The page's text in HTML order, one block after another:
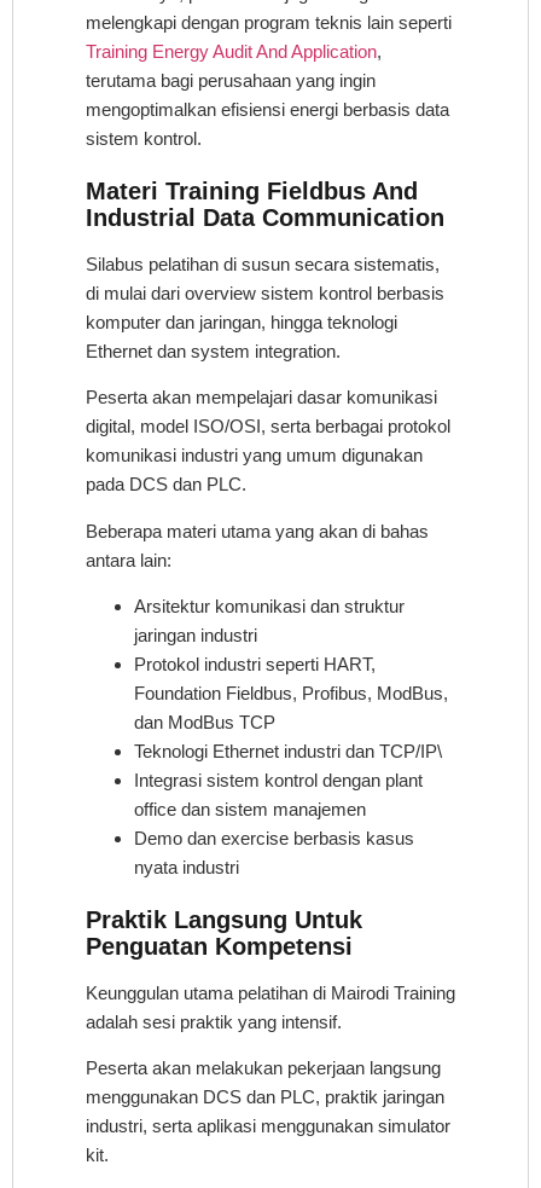
melengkapi dengan program teknis lain seperti
Training Energy Audit And Application,
terutama bagi perusahaan yang ingin
mengoptimalkan efisiensi energi berbasis data
sistem kontrol.
Materi Training Fieldbus And
Industrial Data Communication
Silabus pelatihan di susun secara sistematis,
di mulai dari overview sistem kontrol berbasis
komputer dan jaringan, hingga teknologi
Ethernet dan system integration.
Peserta akan mempelajari dasar komunikasi
digital, model ISO/OSI, serta berbagai protokol
komunikasi industri yang umum digunakan
pada DCS dan PLC.
Beberapa materi utama yang akan di bahas
antara lain:
Arsitektur komunikasi dan struktur
jaringan industri
Protokol industri seperti HART,
Foundation Fieldbus, Profibus, ModBus,
dan ModBus TCP
Teknologi Ethernet industri dan TCP/IP\
Integrasi sistem kontrol dengan plant
office dan sistem manajemen
Demo dan exercise berbasis kasus
nyata industri
Praktik Langsung Untuk
Penguatan Kompetensi
Keunggulan utama pelatihan di Mairodi Training
adalah sesi praktik yang intensif.
Peserta akan melakukan pekerjaan langsung
menggunakan DCS dan PLC, praktik jaringan
industri, serta aplikasi menggunakan simulator
kit.